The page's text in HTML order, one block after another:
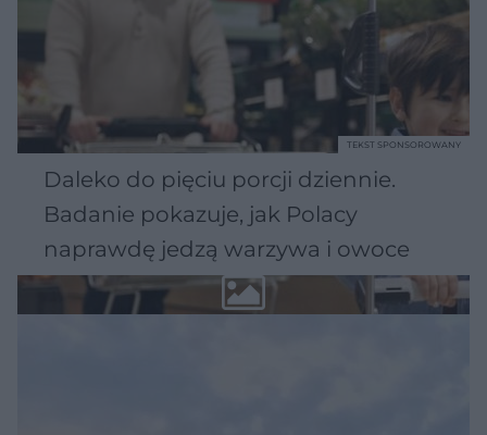
Daleko do pięciu porcji dziennie.
Badanie pokazuje, jak Polacy
naprawdę jedzą warzywa i owoce
TEKST SPONSOROWANY